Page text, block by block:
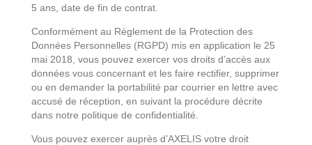
5 ans, date de fin de contrat.
Conformément au Règlement de la Protection des
Données Personnelles (RGPD) mis en application le 25
mai 2018, vous pouvez exercer vos droits d’accès aux
données vous concernant et les faire rectifier, supprimer
ou en demander la portabilité par courrier en lettre avec
accusé de réception, en suivant la procédure décrite
dans notre politique de confidentialité.
Vous pouvez exercer auprès d’AXELIS votre droit